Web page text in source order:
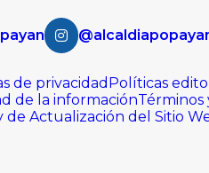
de privacidad Políticas
de la informaciónTérminos
de Actualización del Sitio